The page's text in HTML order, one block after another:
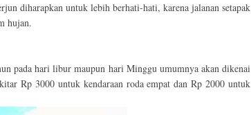
diharapkan untuk lebih berhati-hati, karena jalanan setapak
hujan.
pada hari libur maupun hari Minggu umumnya akan dikenai
Rp 3000 untuk kendaraan roda empat dan Rp 2000 untuk